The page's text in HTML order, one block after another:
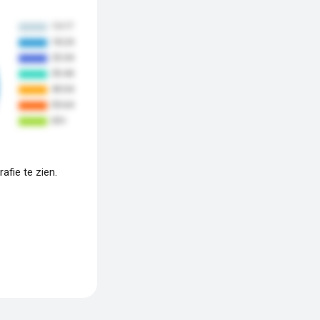
te zien.